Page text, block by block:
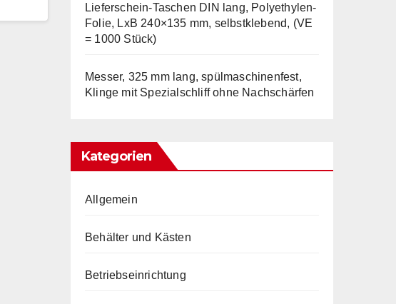
Lieferschein-Taschen DIN lang, Polyethylen-
Folie, LxB 240×135 mm, selbstklebend, (VE
= 1000 Stück)
Messer, 325 mm lang, spülmaschinenfest,
Klinge mit Spezialschliff ohne Nachschärfen
Kategorien
Allgemein
Behälter und Kästen
Betriebseinrichtung